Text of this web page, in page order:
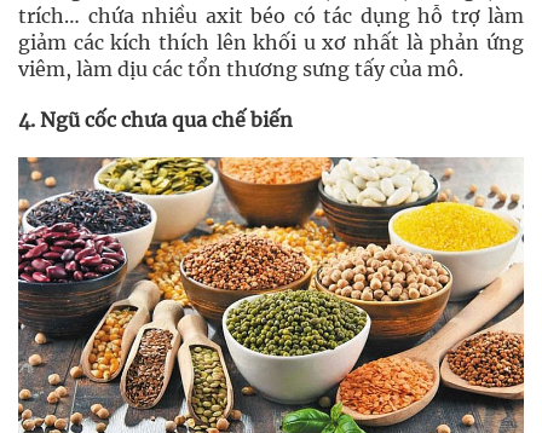
trích… chứa nhiều axit béo có tác dụng hỗ trợ làm
giảm các kích thích lên khối u xơ nhất là phản ứng
viêm, làm dịu các tổn thương sưng tấy của mô.
4. Ngũ cốc chưa qua chế biến